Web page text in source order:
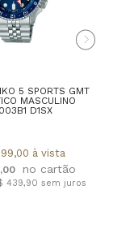
5 SPORTS GMT
MASCULINO
D1SX
à vista
439,90 sem juros